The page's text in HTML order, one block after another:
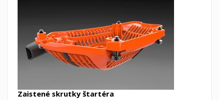
Zaistené skrutky štartéra